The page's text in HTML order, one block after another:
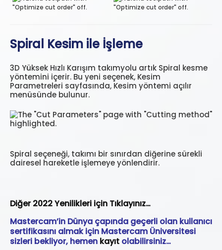
Spiral Kesim ile İşleme
3D Yüksek Hızlı Karışım takımyolu artık Spiral kesme
yöntemini içerir. Bu yeni seçenek, Kesim
Parametreleri sayfasında, Kesim yöntemi açılır
menüsünde bulunur.
Spiral seçeneği, takımı bir sınırdan diğerine sürekli
dairesel hareketle işlemeye yönlendirir.
Diğer 2022 Yenilikleri için Tıklayınız…
Mastercam’in Dünya çapında geçerli olan kullanıcı
sertifikasını almak için Mastercam Üniversitesi
sizleri bekliyor, hemen kayıt olabilirsiniz…